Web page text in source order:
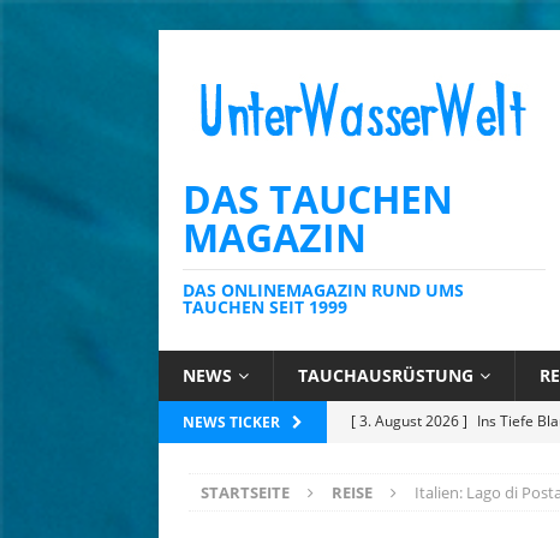
DAS TAUCHEN
MAGAZIN
DAS ONLINEMAGAZIN RUND UMS
TAUCHEN SEIT 1999
NEWS TAUCHAUSRÜSTUNG
NEWS TICKER [ 23. Juli 2026 ] Tobago: Wo
für Meeresbildung
NATUR
STARTSEITE REISE Italien: Lago di